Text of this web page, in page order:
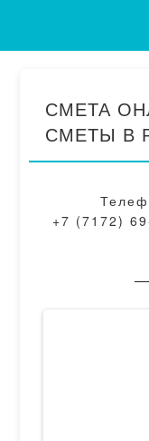
СМЕТА
СМЕТЫ В
+7 (7172)